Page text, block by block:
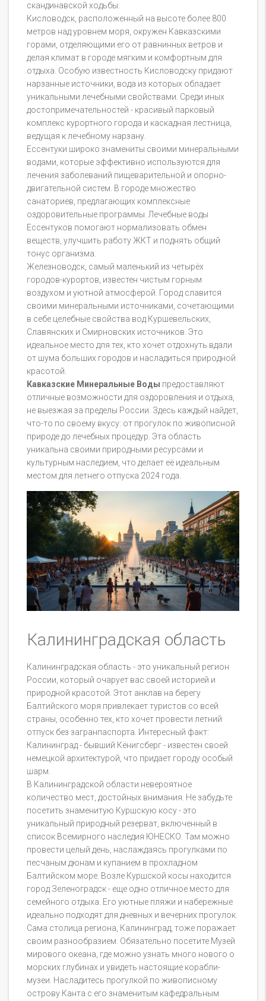
скандинавской ходьбы.
Кисловодск, расположенный на высоте более 800
метров над уровнем моря, окружен Кавказскими
горами, отделяющими его от равнинных ветров и
делая климат в городе мягким и комфортным для
отдыха. Особую известность Кисловодску придают
нарзанные источники, вода из которых обладает
уникальными лечебными свойствами. Среди иных
достопримечательностей - красивый парковый
комплекс курортного города и каскадная лестница,
ведущая к лечебному нарзану.
Ессентуки широко знамениты своими минеральными
водами, которые эффективно используются для
лечения заболеваний пищеварительной и опорно-
двигательной систем. В городе множество
санаториев, предлагающих комплексные
оздоровительные программы. Лечебные воды
Ессентуков помогают нормализовать обмен
веществ, улучшить работу ЖКТ и поднять общий
тонус организма.
Железноводск, самый маленький из четырёх
городов-курортов, известен чистым горным
воздухом и уютной атмосферой. Город славится
своими минеральными источниками, сочетающими
в себе целебные свойства вод Куршевельских,
Славянских и Смирновских источников. Это
идеальное место для тех, кто хочет отдохнуть вдали
от шума больших городов и насладиться природной
красотой.
Кавказские Минеральные Воды предоставляют
отличные возможности для оздоровления и отдыха,
не выезжая за пределы России. Здесь каждый найдет,
что-то по своему вкусу: от прогулок по живописной
природе до лечебных процедур. Эта область
уникальна своими природными ресурсами и
культурным наследием, что делает её идеальным
местом для летнего отпуска 2024 года.
Калининградская область
Калининградская область - это уникальный регион
России, который очарует вас своей историей и
природной красотой. Этот анклав на берегу
Балтийского моря привлекает туристов со всей
страны, особенно тех, кто хочет провести летний
отпуск без загранпаспорта. Интересный факт:
Калининград - бывший Кёнигсберг - известен своей
немецкой архитектурой, что придает городу особый
шарм.
В Калининградской области невероятное
количество мест, достойных внимания. Не забудьте
посетить знаменитую Куршскую косу - это
уникальный природный резерват, включенный в
список Всемирного наследия ЮНЕСКО. Там можно
провести целый день, наслаждаясь прогулками по
песчаным дюнам и купанием в прохладном
Балтийском море. Возле Куршской косы находится
город Зеленоградск - еще одно отличное место для
семейного отдыха. Его уютные пляжи и набережные
идеально подходят для дневных и вечерних прогулок.
Сама столица региона, Калининград, тоже поражает
своим разнообразием. Обязательно посетите Музей
мирового океана, где можно узнать много нового о
морских глубинах и увидеть настоящие корабли-
музеи. Насладитесь прогулкой по живописному
острову Канта с его знаменитым кафедральным